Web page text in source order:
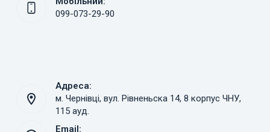
099-073-29-90
Адреса:
м. Чернівці, вул. Рівненьска 14, 8 корпус ЧНУ,
115 ауд.
Email: